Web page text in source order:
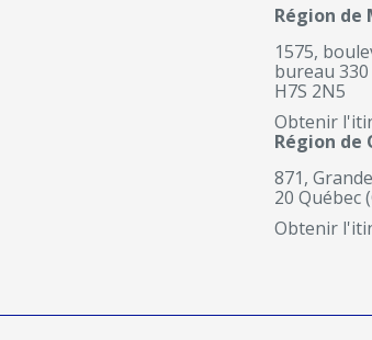
Région de
1575,
bureau 330
H7S 2N5
Obtenir
Région de
871,
20 Québec
Obtenir